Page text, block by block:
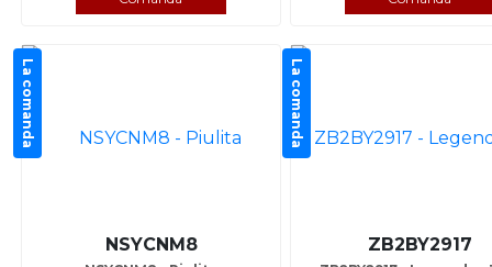
La comanda
NSYCNM8
La comanda
ZB2BY2917